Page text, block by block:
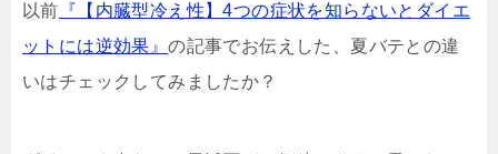
以前 『【内臓型冷え性】4つの症状を知らないとダイエ
ットには逆効果』の記事でお伝えした、夏バテとの違
いはチェックしてみましたか？